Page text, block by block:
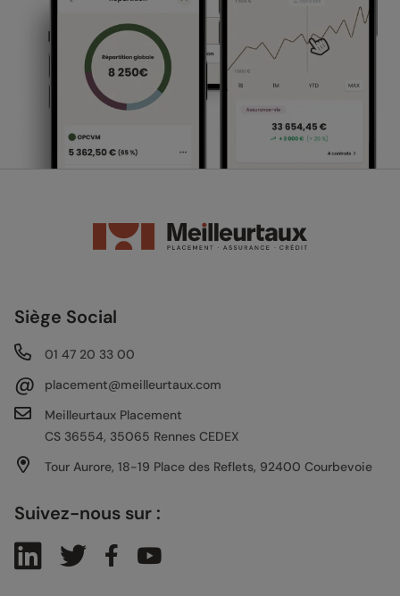
Siège Social
01 47 20 33 00
@
placement@meilleurtaux.com
Meilleurtaux Placement
CS 36554, 35065 Rennes CEDEX
Tour Aurore, 18-19 Place des Reflets, 92400 Courbevoie
Suivez-nous sur :